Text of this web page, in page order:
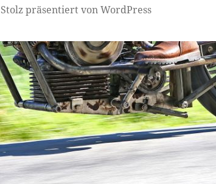
Stolz präsentiert von WordPress